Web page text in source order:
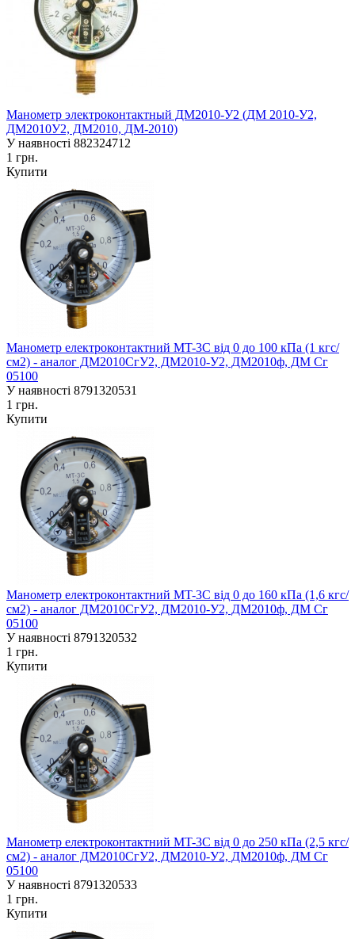
Манометр электроконтактный ДМ2010-У2 (ДМ 2010-У2,
ДМ2010У2, ДМ2010, ДМ-2010)
У наявності 882324712
1 грн.
Купити
Манометр електроконтактний MT-3C від 0 до 100 кПа (1 кгс/
см2) - аналог ДМ2010СгУ2, ДМ2010-У2, ДМ2010ф, ДМ Сг
05100
У наявності 8791320531
1 грн.
Купити
Манометр електроконтактний MT-3C від 0 до 160 кПа (1,6 кгс/
см2) - аналог ДМ2010СгУ2, ДМ2010-У2, ДМ2010ф, ДМ Сг
05100
У наявності 8791320532
1 грн.
Купити
Манометр електроконтактний MT-3C від 0 до 250 кПа (2,5 кгс/
см2) - аналог ДМ2010СгУ2, ДМ2010-У2, ДМ2010ф, ДМ Сг
05100
У наявності 8791320533
1 грн.
Купити